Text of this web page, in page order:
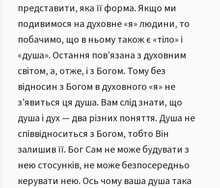
представити, яка її форма. Якщо ми
подивимося на духовне «я» людини, то
побачимо, що в ньому також є «тіло» і
«душа». Остання пов’язана з духовним
світом, а, отже, і з Богом. Тому без
відносин з Богом в духовного «я» не
з’явиться ця душа. Вам слід знати, що
душа і дух — два різних поняття. Душа не
співвідноситься з Богом, тобто Він
залишив її. Бог Сам не може будувати з
нею стосунків, не може безпосередньо
керувати нею. Ось чому ваша душа така